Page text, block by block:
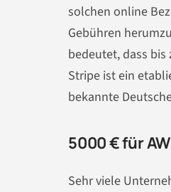
solchen online
Gebühren
bedeutet, dass bis
Stripe ist ein
bekannte
5000 € für
Sehr viele